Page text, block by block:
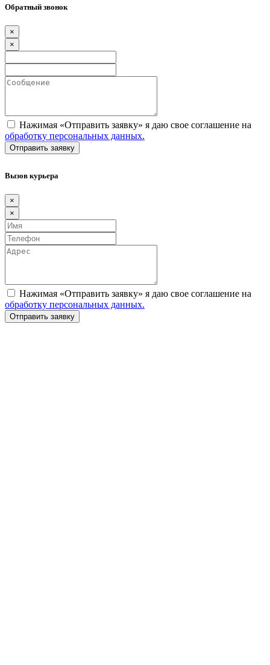
Обратный звонок
×
×
Нажимая «Отправить заявку» я даю свое соглашение на
обработку персональных данных.
Вызов курьера
×
×
Нажимая «Отправить заявку» я даю свое соглашение на
обработку персональных данных.